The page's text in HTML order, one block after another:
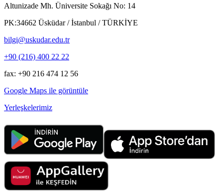
Altunizade Mh. Üniversite Sokağı No: 14
PK:34662 Üsküdar / İstanbul / TÜRKİYE
bilgi@uskudar.edu.tr
+90 (216) 400 22 22
fax: +90 216 474 12 56
Google Maps ile görüntüle
Yerleşkelerimiz